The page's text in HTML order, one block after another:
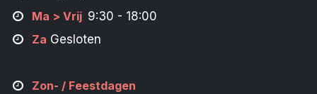
Ma > Vrij 9:30 - 18:00
Za Gesloten
Zon- / Feestdagen